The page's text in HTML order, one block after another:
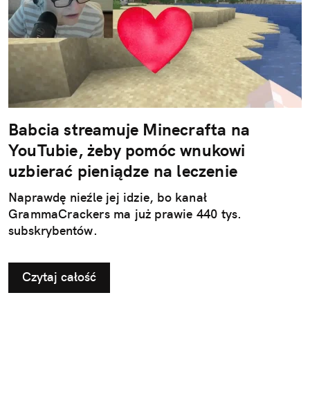
Babcia streamuje Minecrafta na
YouTubie, żeby pomóc wnukowi
uzbierać pieniądze na leczenie
Naprawdę nieźle jej idzie, bo kanał
GrammaCrackers ma już prawie 440 tys.
subskrybentów.
Czytaj całość